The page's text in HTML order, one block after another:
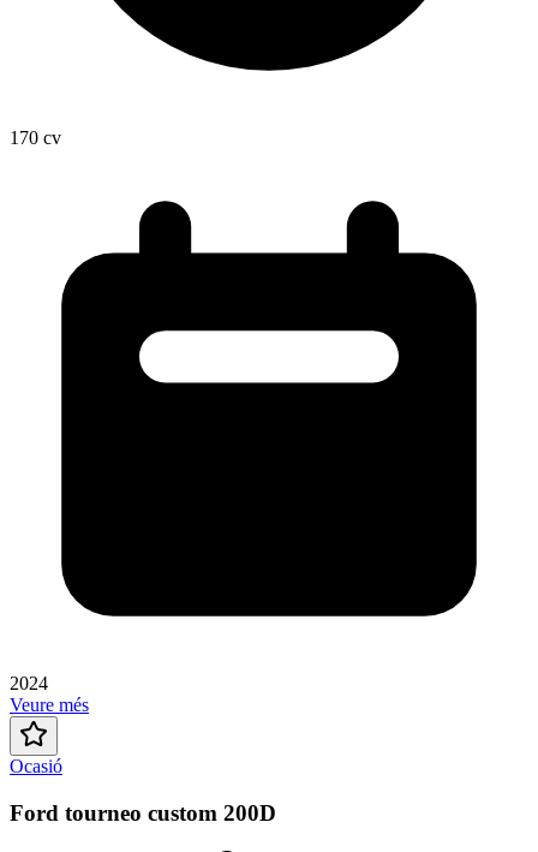
170 cv
2024
Veure més
Ocasió
Ford tourneo custom 200D